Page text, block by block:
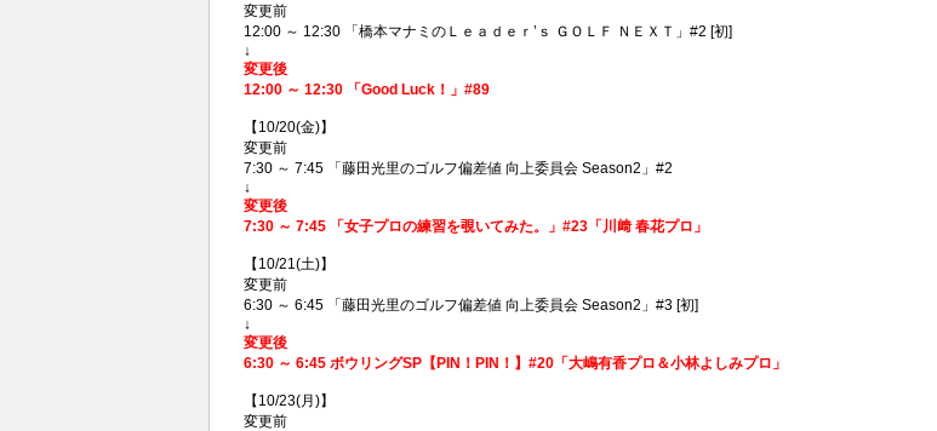
変更前
12:00 ～ 12:30 「橋本マナミのＬｅａｄｅｒ’ｓ ＧＯＬＦ ＮＥＸＴ」#2 [初]
↓
変更後
12:00 ～ 12:30 「Good Luck！」#89
【10/20(金)】
変更前
7:30 ～ 7:45 「藤田光里のゴルフ偏差値 向上委員会 Season2」#2
↓
変更後
7:30 ～ 7:45 「女子プロの練習を覗いてみた。」#23「川﨑 春花プロ」
【10/21(土)】
変更前
6:30 ～ 6:45 「藤田光里のゴルフ偏差値 向上委員会 Season2」#3 [初]
↓
変更後
6:30 ～ 6:45 ボウリングSP【PIN！PIN！】#20「大嶋有香プロ＆小林よしみプロ」
【10/23(月)】
変更前